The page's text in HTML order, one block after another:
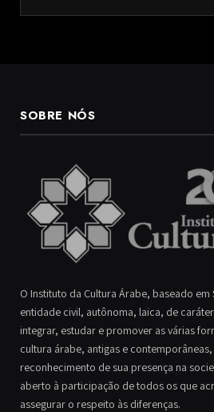
SOBRE NÓS
O Instituto da Cultura Árabe, baseado em
entidade civil, autônoma, laica, de
integrar, estudar e promover as várias
cultura árabe, antigas e
reconhecimento de sua presença na
aberto à participação de todos os que
assegurar o respeito às diferenças.